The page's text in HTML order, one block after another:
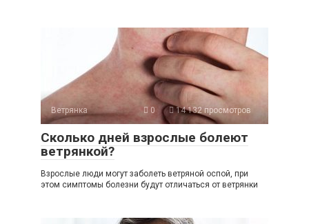
Ветрянка 0 14 132 просмотров
Сколько дней взрослые болеют
ветрянкой?
Взрослые люди могут заболеть ветряной оспой, при
этом симптомы болезни будут отличаться от ветрянки